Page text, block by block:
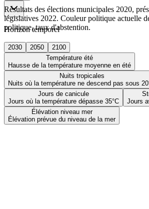
Horizon temporel
2030 2050
2100
Température été
Hausse de la température moyenne en été
Nuits tropicales
Nuits où la température ne descend pas sous
Jours de canicule
Jours où la température dépasse 35°C
Jours
Élévation niveau mer
Élévation prévue du niveau de la mer
Résultats des élections municipales 2020,
législatives 2022. Couleur politique actuelle
politique, taux d'abstention.